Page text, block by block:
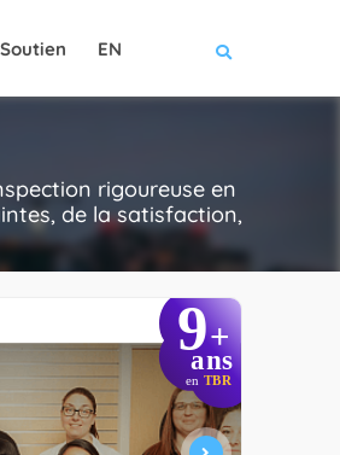
Soutien EN
rigoureuse en
de la satisfaction,
9+
ans
en TBR